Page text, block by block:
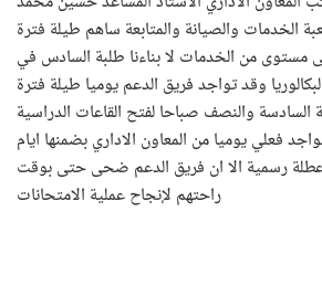
والصيانة والمتابعة ساهم طيلة فترة
مستوى من الخدمات لا بناءنا طلبة السادس في
وقد تواجد فريق الدعم يوميا طيلة فترة
السادسة والنصف صباحا لفتح القاعات الدراسية
فعلي يوميا من المعاون الاداري بضمنها ايام
رسمية الا ان فريق الدعم ضحى حتى بوقت
راحتهم لإنجاح عملية الامتحانات